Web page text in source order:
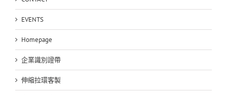
EVENTS
Homepage
企業識別證帶
伸縮拉環客製